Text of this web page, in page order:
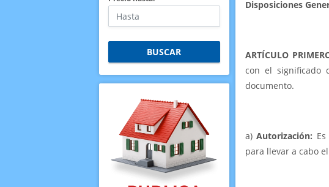
BUSCAR
Disposiciones
ARTÍCULO
con el significado
documento.
a)Autorización:
para llevar a cabo